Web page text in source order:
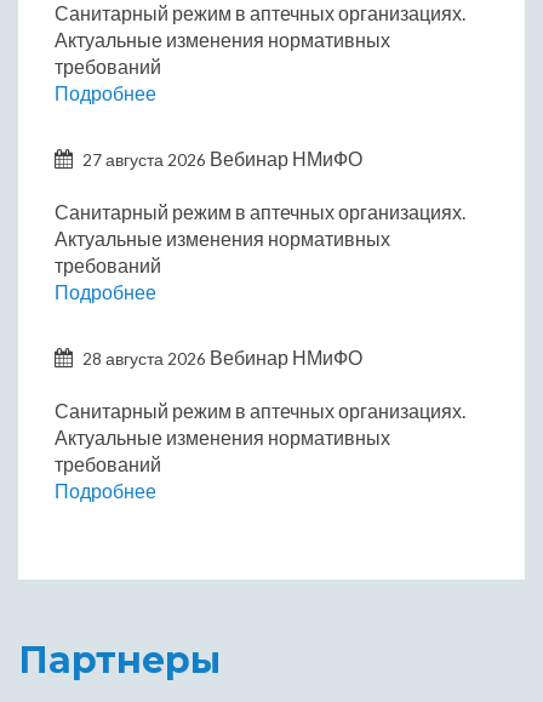
Санитарный режим в аптечных организациях.
Актуальные изменения нормативных
требований
Подробнее
27 августа 2026 Вебинар НМиФО
Санитарный режим в аптечных организациях.
Актуальные изменения нормативных
требований
Подробнее
28 августа 2026 Вебинар НМиФО
Санитарный режим в аптечных организациях.
Актуальные изменения нормативных
требований
Подробнее
Партнеры